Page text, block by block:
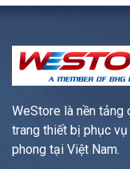
WeStore là nền tảng
trang thiết bị phục
phong tại Việt Nam.